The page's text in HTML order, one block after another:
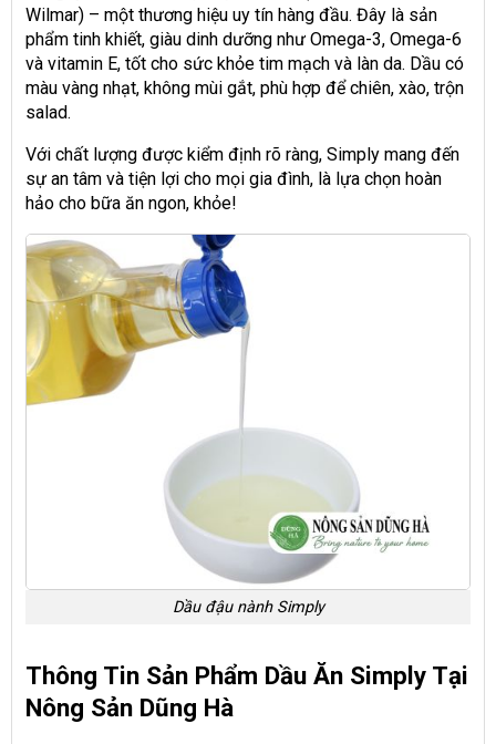
Wilmar) – một thương hiệu uy tín hàng đầu. Đây là sản
phẩm tinh khiết, giàu dinh dưỡng như Omega-3, Omega-6
và vitamin E, tốt cho sức khỏe tim mạch và làn da. Dầu có
màu vàng nhạt, không mùi gắt, phù hợp để chiên, xào, trộn
salad.
Với chất lượng được kiểm định rõ ràng, Simply mang đến
sự an tâm và tiện lợi cho mọi gia đình, là lựa chọn hoàn
hảo cho bữa ăn ngon, khỏe!
Dầu đậu nành Simply
Thông Tin Sản Phẩm Dầu Ăn Simply Tại
Nông Sản Dũng Hà